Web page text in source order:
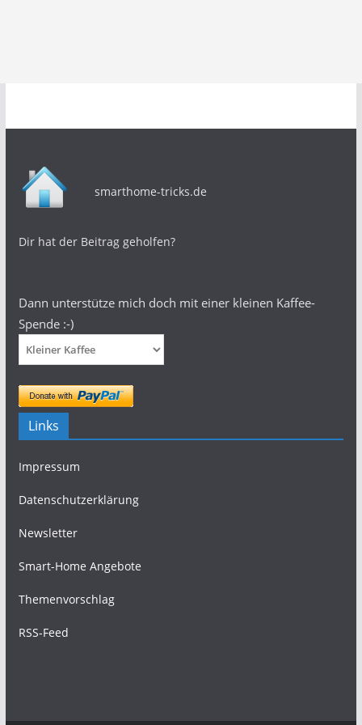
smarthome-tricks.de
Dir hat der Beitrag geholfen?
Dann unterstütze mich doch mit einer kleinen Kaffee-
Spende :-)
Links
Impressum
Datenschutzerklärung
Newsletter
Smart-Home Angebote
Themenvorschlag
RSS-Feed